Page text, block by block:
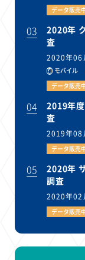
データ販売
03
2020年
査
2020年06
モバイル
データ販売
04
2019年
査
2019年08
データ販売
05
2020年
調査
2020年02
データ販売